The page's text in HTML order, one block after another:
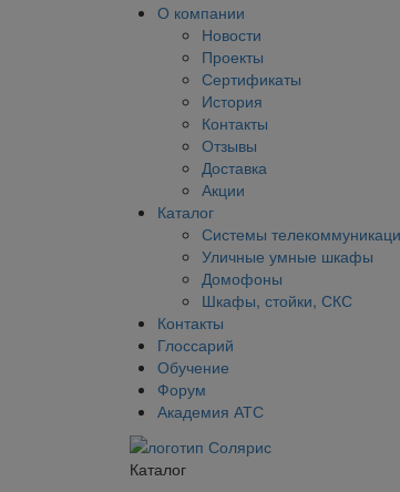
О компании
Новости
Проекты
Сертификаты
История
Контакты
Отзывы
Доставка
Акции
Каталог
Системы
Уличные умные шкафы
Домофоны
Шкафы, стойки, СКС
Контакты
Глоссарий
Обучение
Форум
Академия АТС
Каталог